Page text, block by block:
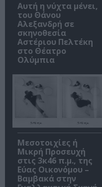
Αυτή η νύχτα μένει,
του Θάνου
Αλεξανδρή σε
σκηνοθεσία
Αστέριου Πελτέκη
στο Θέατρο
Ολύμπια
Μεσοτοιχίες ή
Μικρή Προσευχή
στις 3κ46 π.μ., της
Εύας Οικονόμου –
Βαμβακά στην